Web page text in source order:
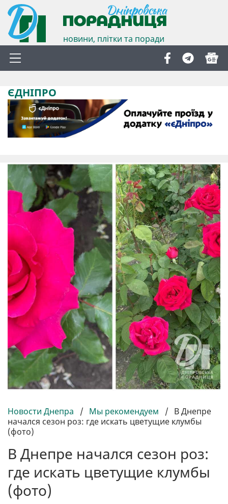
новини, плітки та поради
ЄДНІПРО
Новости Днепра / Мы рекомендуем / В Днепре
начался сезон роз: где искать цветущие клумбы
(фото)
В Днепре начался сезон роз:
где искать цветущие клумбы
(фото)